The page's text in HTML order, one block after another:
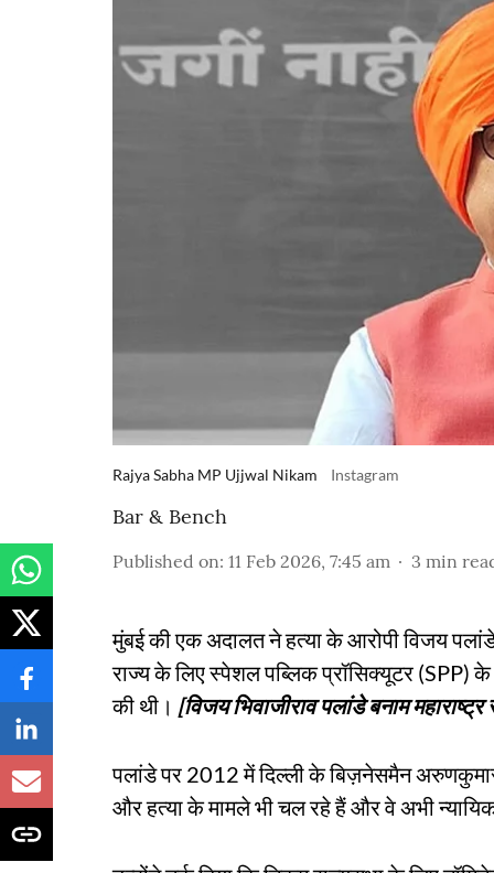
Rajya Sabha MP Ujjwal Nikam Instagram
Bar & Bench
Published on: 11 Feb 2026, 7:45 am 3 min
मुंबई की एक अदालत ने हत्या के आरोपी विजय
राज्य के लिए स्पेशल पब्लिक प्रॉसिक्यूटर (SPP)
की थी। [विजय भिवाजीराव पलांडे बनाम
पलांडे पर 2012 में दिल्ली के बिज़नेसमैन
और हत्या के मामले भी चल रहे हैं और वे अभी